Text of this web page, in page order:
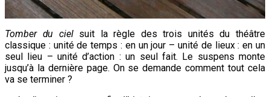
Tomber du ciel suit la règle des trois unités du théâtre
classique : unité de temps : en un jour – unité de lieux : en un
seul lieu – unité d’action : un seul fait. Le suspens monte
jusqu’à la dernière page. On se demande comment tout cela
va se terminer ?